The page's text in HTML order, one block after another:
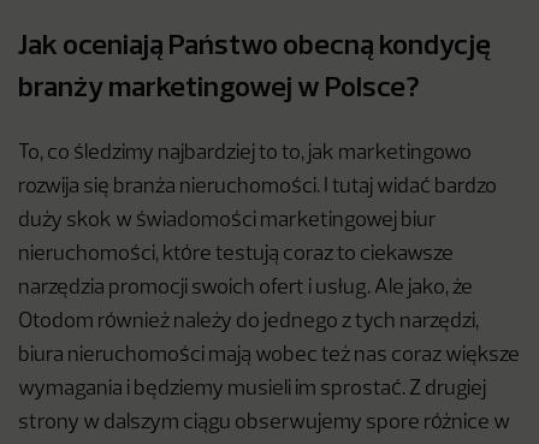
Jak oceniają Państwo obecną kondycję
branży marketingowej w Polsce?
To, co śledzimy najbardziej to to, jak marketingowo
rozwija się branża nieruchomości. I tutaj widać bardzo
duży skok w świadomości marketingowej biur
nieruchomości, które testują coraz to ciekawsze
narzędzia promocji swoich ofert i usług. Ale jako, że
Otodom również należy do jednego z tych narzędzi,
biura nieruchomości mają wobec też nas coraz większe
wymagania i będziemy musieli im sprostać. Z drugiej
strony w dalszym ciągu obserwujemy spore różnice w